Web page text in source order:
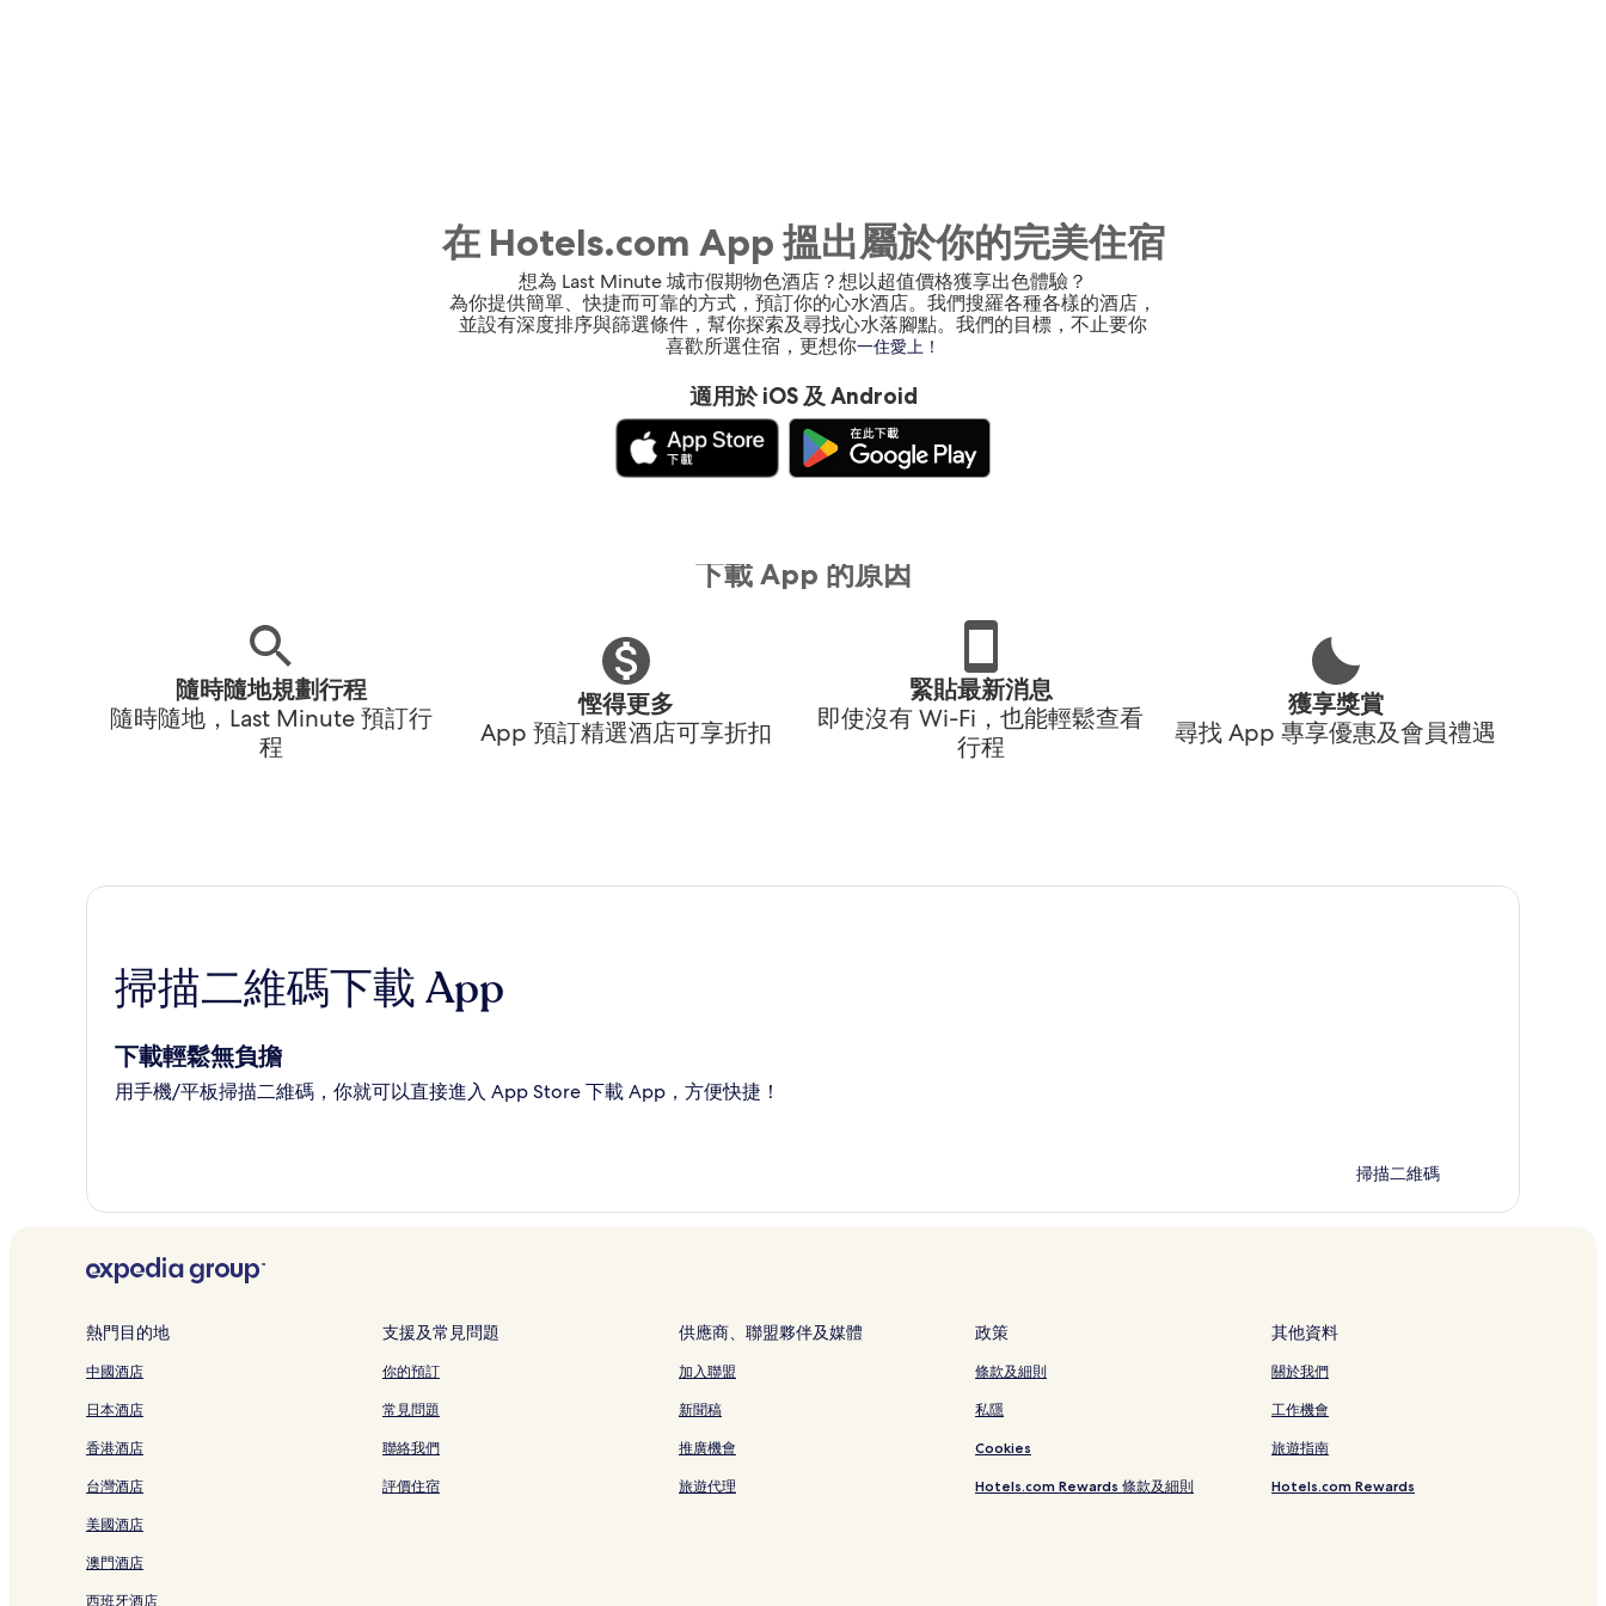
在 Hotels.com App 搵出屬於你的完美住宿
想為 Last Minute 城市假期物色酒店？想以超值價格獲享出色體驗？
為你提供簡單、快捷而可靠的方式，預訂你的心水酒店。我們搜羅各種各樣的酒店，
並設有深度排序與篩選條件，幫你探索及尋找心水落腳點。我們的目標，不止要你
喜歡所選住宿，更想你一住愛上！
適用於 iOS 及 Android
下載 App 的原因
隨時隨地規劃行程
隨時隨地，Last Minute 預訂行
程
慳得更多
App 預訂精選酒店可享折扣
緊貼最新消息
即使沒有 Wi-Fi，也能輕鬆查看
行程
獲享獎賞
尋找 App 專享優惠及會員禮遇
掃描二維碼下載 App
下載輕鬆無負擔
用手機/平板掃描二維碼，你就可以直接進入 App Store 下載 App，方便快捷！
掃描二維碼
熱門目的地
中國酒店
日本酒店
香港酒店
台灣酒店
美國酒店
澳門酒店
西班牙酒店
支援及常見問題
你的預訂
常見問題
聯絡我們
評價住宿
供應商、聯盟夥伴及媒體
加入聯盟
新聞稿
推廣機會
旅遊代理
政策
條款及細則
私隱
Cookies
Hotels.com Rewards 條款及細則
其他資料
關於我們
工作機會
旅遊指南
Hotels.com Rewards